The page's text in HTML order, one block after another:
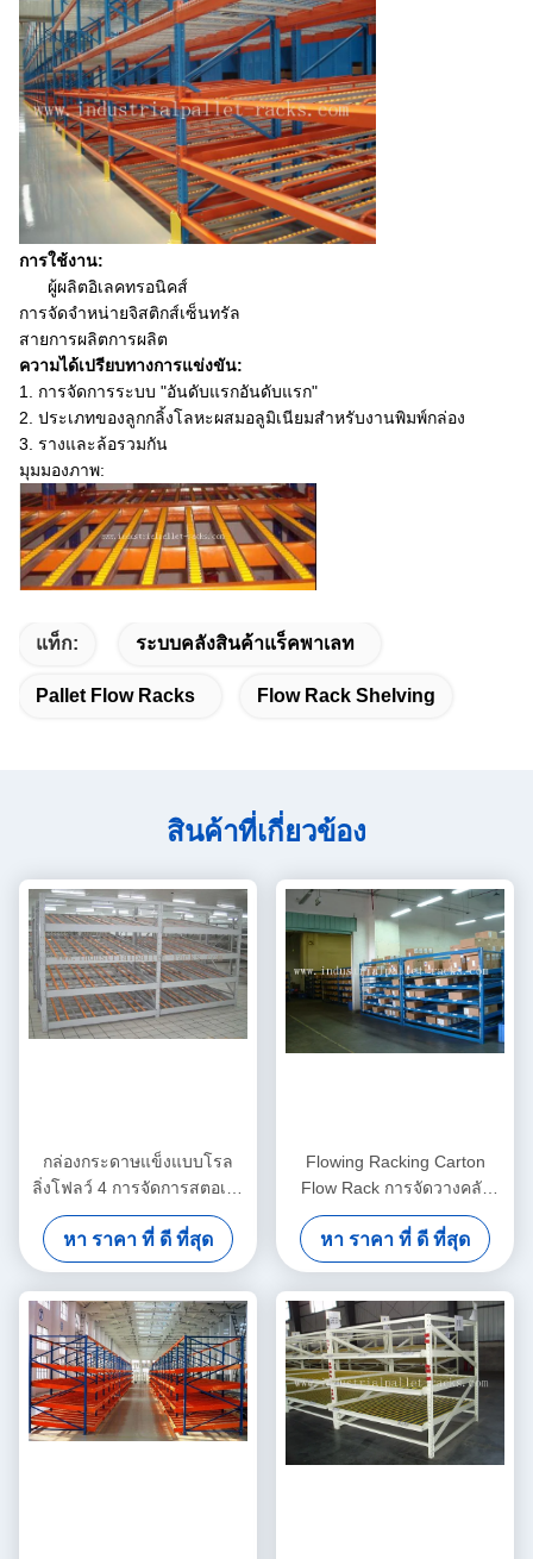
การใช้งาน:
ผู้ผลิตอิเลคทรอนิคส์
การจัดจำหน่ายจิสติกส์เซ็นทรัล
สายการผลิตการผลิต
ความได้เปรียบทางการแข่งขัน:
1. การจัดการระบบ "อันดับแรกอันดับแรก"
2. ประเภทของลูกกลิ้งโลหะผสมอลูมิเนียมสำหรับงานพิมพ์กล่อง
3. รางและล้อรวมกัน
มุมมองภาพ:
แท็ก: ระบบคลังสินค้าแร็คพาเลท
Pallet Flow Racks Flow Rack Shelving
สินค้าที่เกี่ยวข้อง
กล่องกระดาษแข็งแบบโรล
ลิ่งโฟลว์ 4 การจัดการสตอเรจ
แบบส่องสว่างแบบลำแสง
หา ราคา ที่ ดี ที่สุด
Flowing Racking Carton
Flow Rack การจัดวางคลัง
สินค้าแบบ Light Duty
Rotation
หา ราคา ที่ ดี ที่สุด